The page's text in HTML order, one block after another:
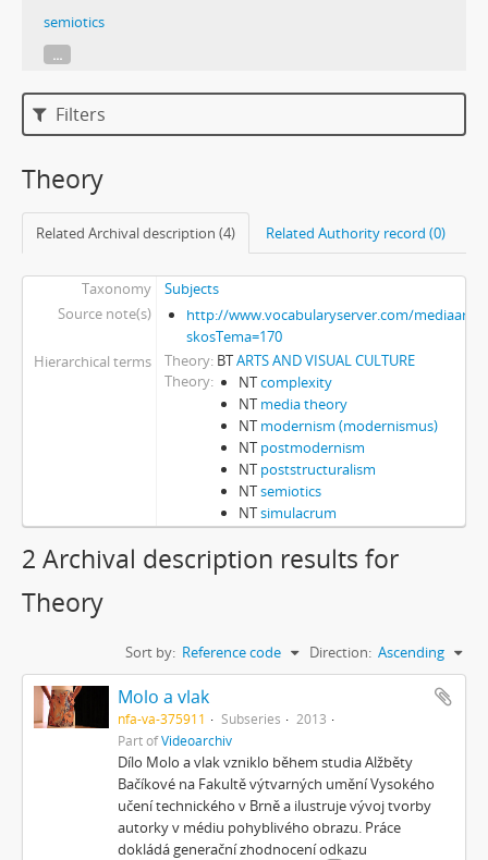
semiotics
...
Filters
Theory
Related Archival description (4) Related Authority record (0)
Taxonomy
Subjects
Source note(s)
http://www.vocabularyserver.com/mediaart/
skosTema=170
Hierarchical terms
Theory BTARTS AND VISUAL CULTURE
Theory
NTcomplexity
NT media theory
NT modernism (modernismus)
NT postmodernism
NT poststructuralism
NTsemiotics
NTsimulacrum
2 Archival description results for
Theory
Sort by: Reference code Direction: Ascending
Molo a vlak
nfa-va-375911 Subseries
2013
Part ofVideoarchiv
Dílo Molo a vlak vzniklo během studia Alžběty
Bačíkové na Fakultě výtvarných umění Vysokého
učení technického v Brně a ilustruje vývoj tvorby
autorky v médiu pohyblivého obrazu. Práce
dokládá generační zhodnocení odkazu